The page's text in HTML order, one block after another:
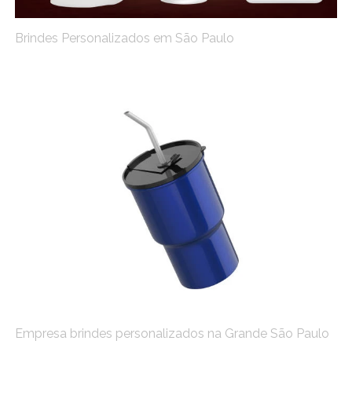
Brindes Personalizados em São Paulo
Empresa brindes personalizados na Grande São Paulo